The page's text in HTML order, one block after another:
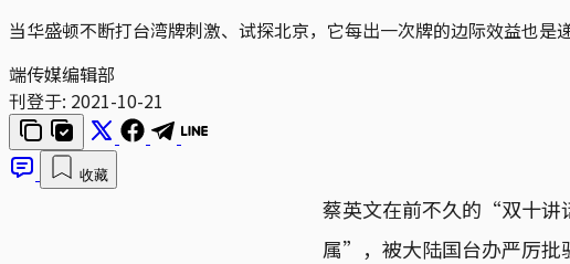
当华盛顿不断打台湾牌刺激、试探北京，它每出一次牌的边际效益也是
端传媒编辑部
刊登于: 2021-10-21
收藏
蔡英文在前不久的“双十
属”，被大陆国台办严厉